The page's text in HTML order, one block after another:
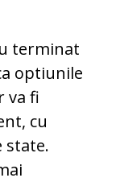
terminat
optiunile
va fi
cu
state.